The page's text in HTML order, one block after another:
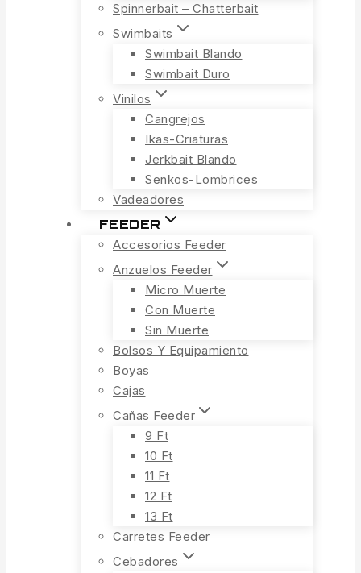
Spinnerbait – Chatterbait
Swimbaits
Swimbait Blando
Swimbait Duro
Vinilos
Cangrejos
Ikas-Criaturas
Jerkbait Blando
Senkos-Lombrices
Vadeadores
FEEDER
Accesorios Feeder
Anzuelos Feeder
Micro Muerte
Con Muerte
Sin Muerte
Bolsos Y Equipamiento
Boyas
Cajas
Cañas Feeder
9 Ft
10 Ft
11 Ft
12 Ft
13 Ft
Carretes Feeder
Cebadores